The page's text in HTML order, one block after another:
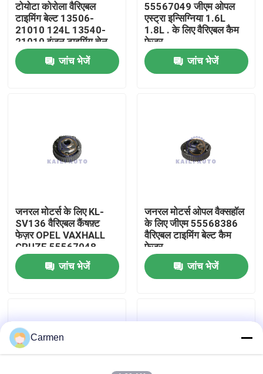
घर
उत्पाद
हमारे बारे में
गुणवत्ता नियंत्रण
हमसे संपर्क करें
बोली मांगें
टोयोटा कोरोला वैरिएबल
टाइमिंग बेल्ट 13506-
21010 124L 13540-
21010 इंजन टाइमिंग चेन
जांच भेजें
55567049 जीएम ओपल
एस्ट्रा इन्सिग्निया 1.6L
1.8L . के लिए वैरिएबल कैम
फेजर
जांच भेजें
जनरल मोटर्स के लिए KL-
SV136 वैरिएबल कैंषफ़्ट
फेज़र OPEL VAXHALL
CRUZE 55567048
जांच भेजें
जनरल मोटर्स ओपल वैक्सहॉल
के लिए जीएम 55568386
वैरिएबल टाइमिंग बेल्ट कैम
फेजर
जांच भेजें
Carmen